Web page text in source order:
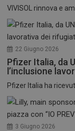
VIVISOL rinnova e
22 Giugno 2026
Pfizer Italia, da
l’inclusione
Pfizer Italia ha
3 Giugno 2026